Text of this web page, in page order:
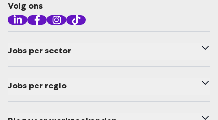
Volg ons
Jobs per sector
Jobs per regio